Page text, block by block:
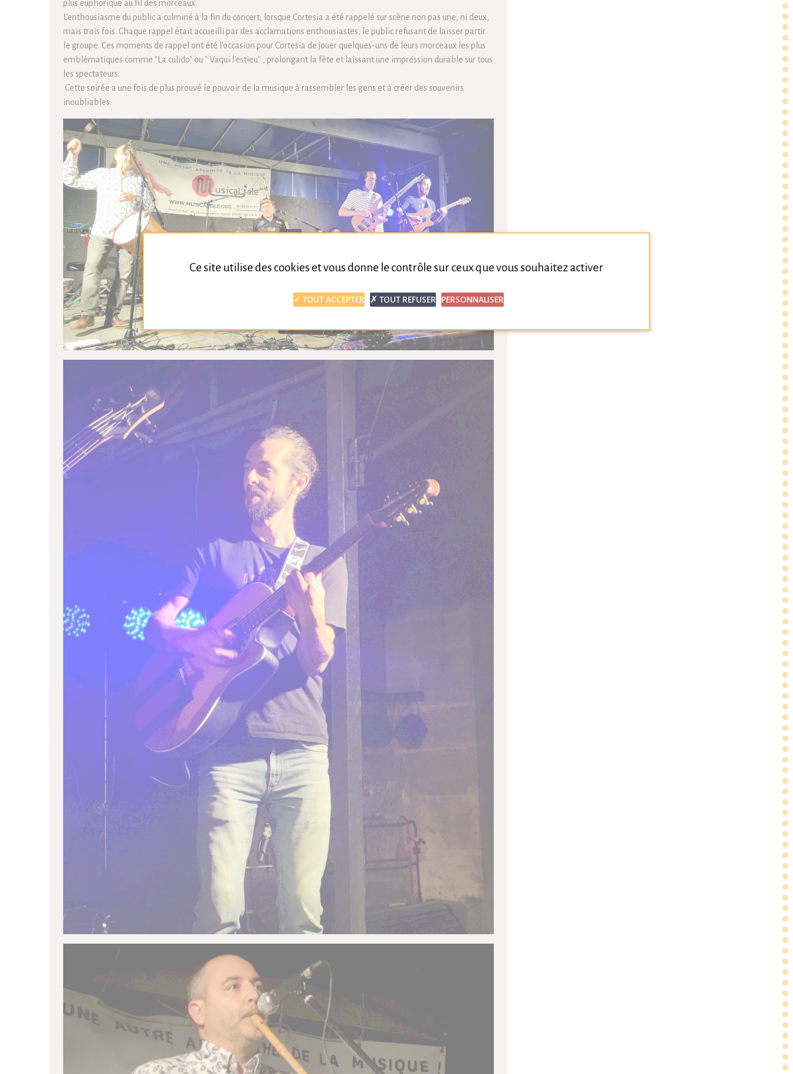
plus euphorique au fil des morceaux.
L'enthousiasme du public a culminé à la fin du concert, lorsque Cortesia a été rappelé sur scène non pas une, ni deux,
mais trois fois. Chaque rappel était accueilli par des acclamations enthousiastes, le public refusant de laisser partir
le groupe. Ces moments de rappel ont été l'occasion pour Cortesia de jouer quelques-uns de leurs morceaux les plus
emblématiques comme "La culido" ou " Vaqui l'estieu" , prolongant la fête et laissant une impression durable sur tous
les spectateurs.
Cette soirée a une fois de plus prouvé le pouvoir de la musique à rassembler les gens et à créer des souvenirs
inoubliables.
Ce site utilise des cookies et vous donne le contrôle sur ceux que vous souhaitez activer
TOUT ACCEPTER TOUT REFUSER PERSONNALISER